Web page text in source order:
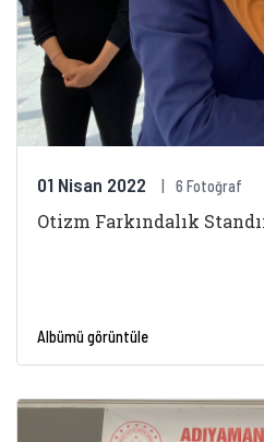
01 Nisan 2022 6 Fotoğraf
Otizm Farkındalık
Albümü görüntüle